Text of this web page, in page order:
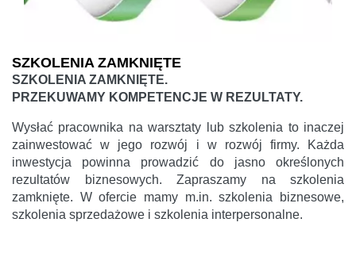
SZKOLENIA ZAMKNIĘTE
SZKOLENIA ZAMKNIĘTE.
PRZEKUWAMY KOMPETENCJE W REZULTATY.
Wysłać pracownika na warsztaty lub szkolenia to inaczej
zainwestować w jego rozwój i w rozwój firmy. Każda
inwestycja powinna prowadzić do jasno określonych
rezultatów biznesowych. Zapraszamy na szkolenia
zamknięte. W ofercie mamy m.in. szkolenia biznesowe,
szkolenia sprzedażowe i szkolenia interpersonalne.